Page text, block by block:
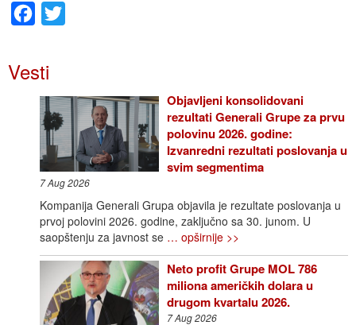
Facebook
Vesti
Objavljeni konsolidovani
rezultati Generali Grupe za prvu
polovinu 2026. godine:
Izvanredni rezultati poslovanja u
svim segmentima
7 Aug 2026
Kompanija Generali Grupa objavila je rezultate poslovanja u
prvoj polovini 2026. godine, zaključno sa 30. junom. U
saopštenju za javnost se … opširnije >>
Neto profit Grupe MOL 786
miliona američkih dolara u
drugom kvartalu 2026.
7 Aug 2026